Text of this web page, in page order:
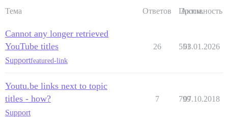
Тема Ответов Просм.
Активность
Cannot any longer retrieved
YouTube titles
Supportfeatured-link
26 551
03.01.2026
Youtu.be links next to topic
titles - how?
Support
7 799
07.10.2018